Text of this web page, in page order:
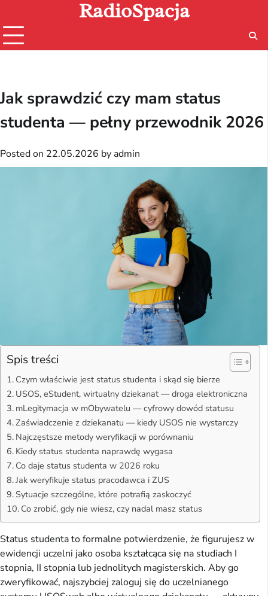
content
RadioSpacja
Jak sprawdzić czy mam status
studenta — pełny przewodnik 2026
Posted on 22.05.2026 by admin
Spis treści
Czym właściwie jest status studenta i skąd się bierze
USOS, eStudent, wirtualny dziekanat — droga elektroniczna
mLegitymacja w mObywatelu — cyfrowy dowód statusu
Zaświadczenie z dziekanatu — kiedy USOS nie wystarczy
Najczęstsze metody weryfikacji w porównaniu
Kiedy status studenta naprawdę wygasa
Co daje status studenta w 2026 roku
Jak weryfikuje status pracodawca i ZUS
Sytuacje szczególne, które potrafią zaskoczyć
Co zrobić, gdy nie wiesz, czy nadal masz status
Status studenta to formalne potwierdzenie, że figurujesz w
ewidencji uczelni jako osoba kształcąca się na studiach I
stopnia, II stopnia lub jednolitych magisterskich. Aby go
zweryfikować, najszybciej zaloguj się do uczelnianego